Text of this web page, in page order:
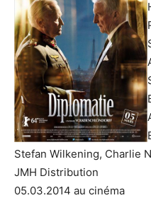
Stefan Wilkening, Charlie
JMH Distribution
05.03.2014 au cinéma